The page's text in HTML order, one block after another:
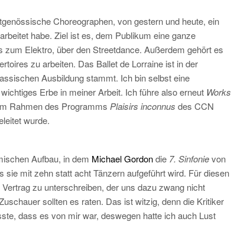
Choreographen, von gestern und heute, ein
habe. Ziel ist es, dem Publikum eine ganze
Elektro, über den Streetdance. Außerdem gehört es
zu arbeiten. Das Ballet de Lorraine ist in der
Ausbildung stammt. Ich bin selbst eine
Erbe in meiner Arbeit. Ich führe also erneut Works
Rahmen des Programms Plaisirs inconnus des CCN
wurde.
Aufbau, in dem Michael Gordondie 7. Sinfonievon
mit zehn statt acht Tänzern aufgeführt wird. Für diesen
zu unterschreiben, der uns dazu zwang nicht
sollten es raten. Das ist witzig, denn die Kritiker
dass es von mir war, deswegen hatte ich auch Lust